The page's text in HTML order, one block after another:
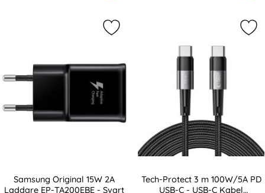
Samsung Original 15W 2A
Laddare EP-TA200EBE - Svart
Markera samsung Original 15W 2A
Tech-Protect 3 m 100W/5A PD
USB-C - USB-C Kabel